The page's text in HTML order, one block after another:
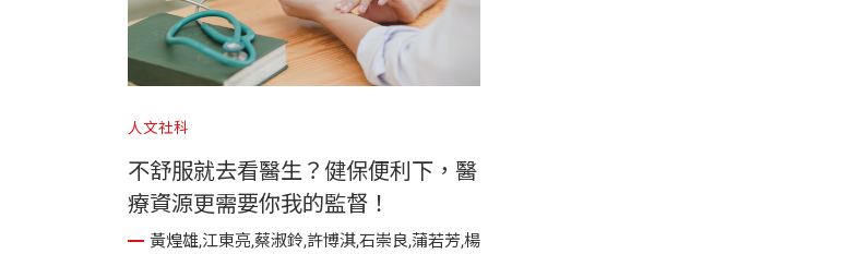
人文社科
不舒服就去看醫生？健保便利下，醫
療資源更需要你我的監督！
黃煌雄,江東亮,蔡淑鈴,許博淇,石崇良,蒲若芳,楊